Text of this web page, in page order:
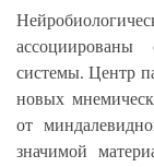
системы. Центр
новых
от
значимой